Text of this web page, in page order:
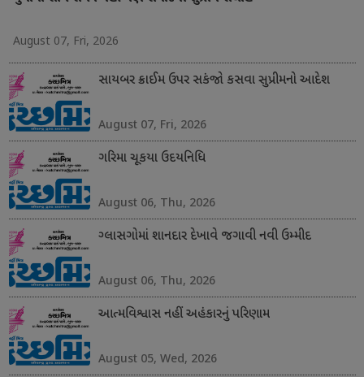
August 07, Fri, 2026
સાયબર ક્રાઈમ ઉપર સકંજો કસવા સુપ્રીમનો આદેશ
August 07, Fri, 2026
ગરિમા ચૂકયા ઉદયનિધિ
August 06, Thu, 2026
ગ્લાસગોમાં શાનદાર દેખાવે જગાવી નવી ઉમ્મીદ
August 06, Thu, 2026
આત્મવિશ્વાસ નહીં અહંકારનું પરિણામ
August 05, Wed, 2026